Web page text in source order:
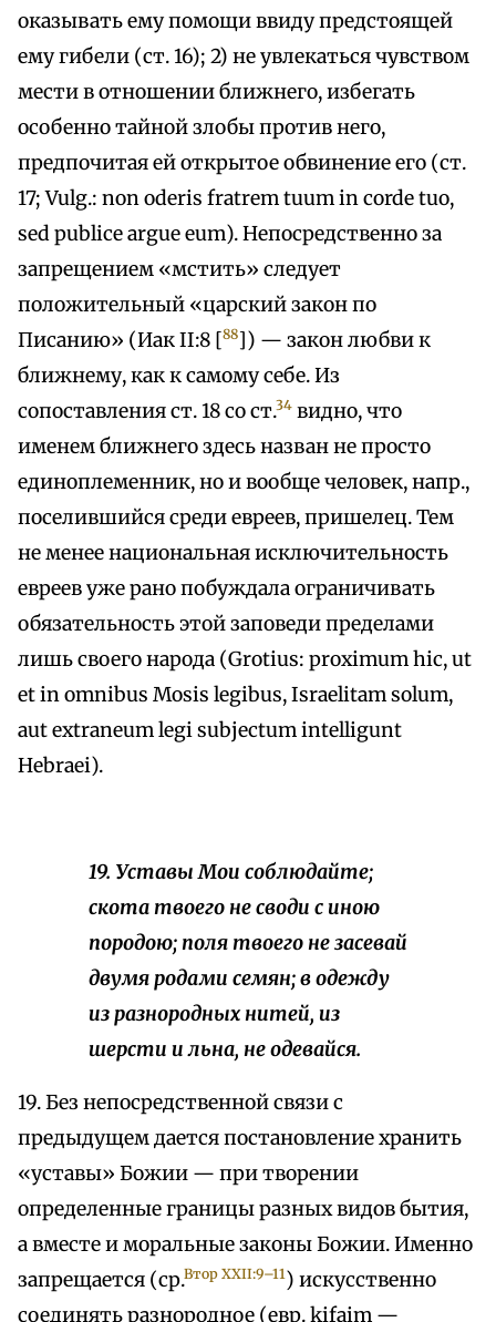
оказывать ему помощи ввиду предстоящей
ему гибели (ст. 16); 2) не увлекаться чувством
мести в отношении ближнего, избегать
особенно тайной злобы против него,
предпочитая ей открытое обвинение его (ст.
17; Vulg.: non oderis fratrem tuum in corde tuo,
sed publice argue eum). Непосредственно за
запрещением «мстить» следует
положительный «царский закон по
Писанию» (Иак II:8 [88]) — закон любви к
ближнему, как к самому себе. Из
сопоставления ст. 18 со ст.34 видно, что
именем ближнего здесь назван не просто
единоплеменник, но и вообще человек, напр.,
поселившийся среди евреев, пришелец. Тем
не менее национальная исключительность
евреев уже рано побуждала ограничивать
обязательность этой заповеди пределами
лишь своего народа (Grotius: proximum hic, ut
et in omnibus Mosis legibus, Israelitam solum,
aut extraneum legi subjectum intelligunt
Hebraei).
19. Уставы Мои соблюдайте;
скота твоего не своди с иною
породою; поля твоего не засевай
двумя родами семян; в одежду
из разнородных нитей, из
шерсти и льна, не одевайся.
19. Без непосредственной связи с
предыдущем дается постановление хранить
«уставы» Божии — при творении
определенные границы разных видов бытия,
а вместе и моральные законы Божии. Именно
запрещается (ср.Втор XXII:9–11) искусственно
соединять разнородное (евр. kifaim —